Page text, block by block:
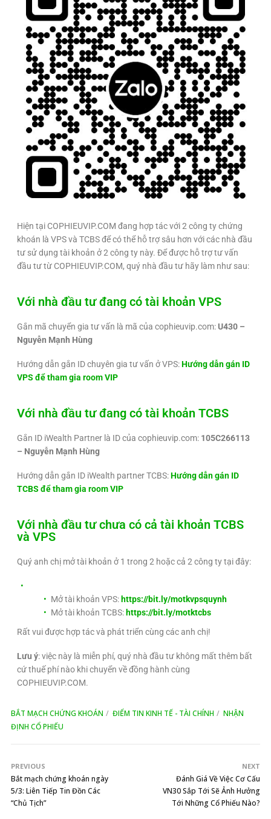
Hiện tại COPHIEUVIP.COM đang hợp tác với 2 công ty chứng
khoán là VPS và TCBS để có thể hỗ trợ sâu hơn với các nhà đầu
tư sử dụng tài khoản ở 2 công ty này. Để được hỗ trợ tư vấn
đầu tư từ COPHIEUVIP.COM, quý nhà đầu tư hãy làm như sau:
Với nhà đầu tư đang có tài khoản VPS
Gắn mã chuyển gia tư vấn là mã của cophieuvip.com:U430 –
Nguyễn Mạnh Hùng
Hướng dẫn gắn ID chuyên gia tư vấn ở VPS:Hướng dẫn gán ID
VPS để tham gia room VIP
Với nhà đầu tư đang có tài khoản TCBS
Gắn ID iWealth Partner là ID của cophieuvip.com: 105C266113
– Nguyễn Mạnh Hùng
Hướng dẫn gắn ID iWealth partner TCBS:Hướng dẫn gán ID
TCBS để tham gia room VIP
Với nhà đầu tư chưa có cả tài khoản TCBS
và VPS
Quý anh chị mở tài khoản ở 1 trong 2 hoặc cả 2 công ty tại đây:
Mở tài khoản VPS: https://bit.ly/motkvpsquynh
Mở tài khoản TCBS: https://bit.ly/motktcbs
Rất vui được hợp tác và phát triển cùng các anh chị!
Lưu ý: việc này là miễn phí, quý nhà đầu tư không mất thêm bất
cứ thuế phí nào khi chuyển về đồng hành cùng
COPHIEUVIP.COM.
BẮT MẠCH CHỨNG KHOÁN ĐIỂM TIN KINH TẾ - TÀI CHÍNH
NHẬN
ĐỊNH CỔ PHIẾU
PREVIOUS
Bắt mạch chứng khoán ngày
5/3: Liên Tiếp Tin Đồn Các
“Chủ Tịch”
NEXT
Đánh Giá Về Việc Cơ Cấu
VN30 Sắp Tới Sẽ Ảnh Hưởng
Tới Những Cổ Phiếu Nào?